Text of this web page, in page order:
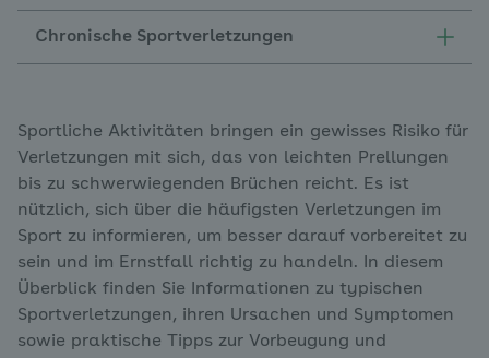
Chronische Sportverletzungen
Sportliche Aktivitäten bringen ein gewisses Risiko für
Verletzungen mit sich, das von leichten Prellungen
bis zu schwerwiegenden Brüchen reicht. Es ist
nützlich, sich über die häufigsten Verletzungen im
Sport zu informieren, um besser darauf vorbereitet zu
sein und im Ernstfall richtig zu handeln. In diesem
Überblick finden Sie Informationen zu typischen
Sportverletzungen, ihren Ursachen und Symptomen
sowie praktische Tipps zur Vorbeugung und